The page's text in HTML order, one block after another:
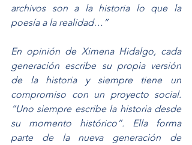
archivos son a la historia lo que la
poesía a la realidad…”
En opinión de Ximena Hidalgo, cada
generación escribe su propia versión
de la historia y siempre tiene un
compromiso con un proyecto social.
“Uno siempre escribe la historia desde
su momento histórico”. Ella forma
parte de la nueva generación de